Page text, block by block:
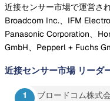
近接センサー市場で運営さ
Broadcom Inc.、IFM
Panasonic Corporation、
GmbH、Pepperl + Fuchs
近接センサー市場 リーダ
ブロードコム株式